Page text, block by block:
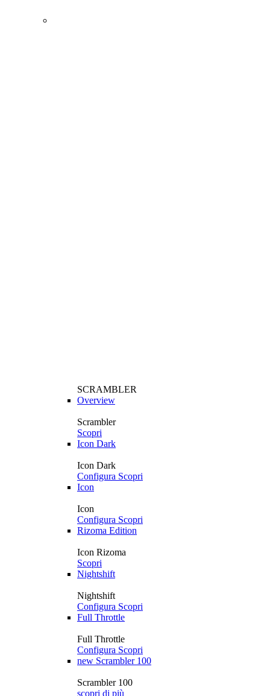
SCRAMBLER
Overview
Scrambler
Scopri
Icon Dark
Icon Dark
Configura Scopri
Icon
Icon
Configura Scopri
Rizoma Edition
Icon Rizoma
Scopri
Nightshift
Nightshift
Configura Scopri
Full Throttle
Full Throttle
Configura Scopri
new Scrambler 100
Scrambler 100
scopri di più